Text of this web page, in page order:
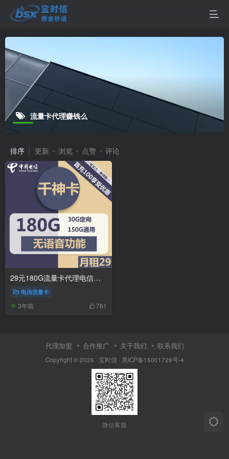
流量卡代理赚钱么
排序 更新 浏览 点赞 评论
29元180G流量卡代理电信千神卡
电信流量卡
3年前 761
代理加盟 合作推广 关于我们 联系我们
Copyright © 2026 · 宝时信· 黑ICP备15001729号-4
微信客服